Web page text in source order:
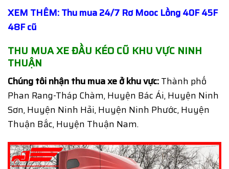
XEM THÊM: Thu mua 24/7 Rơ Mooc Lồng 40F 45F
48F cũ
THU MUA XE ĐẦU KÉO CŨ KHU VỰC NINH
THUẬN
Chúng tôi nhận thu mua xe ở khu vực:Thành phố
Phan Rang-Tháp Chàm, Huyện Bác Ái, Huyện Ninh
Sơn, Huyện Ninh Hải, Huyện Ninh Phước, Huyện
Thuận Bắc, Huyện Thuận Nam.